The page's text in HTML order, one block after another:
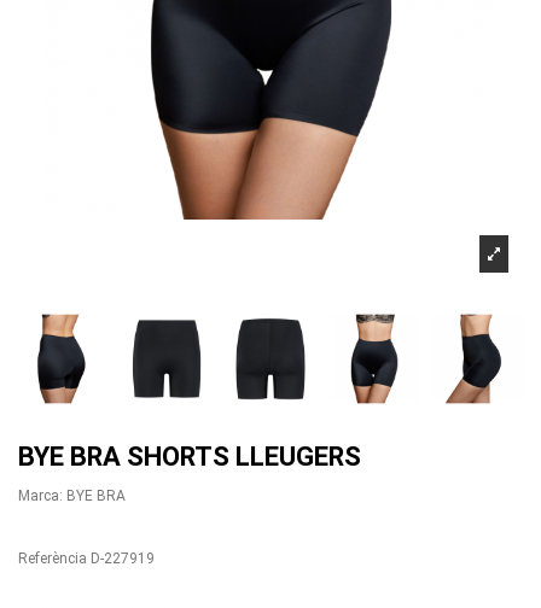
BYE BRA SHORTS LLEUGERS
Marca: BYE BRA
Referència D-227919